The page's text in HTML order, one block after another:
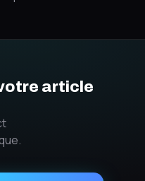
article